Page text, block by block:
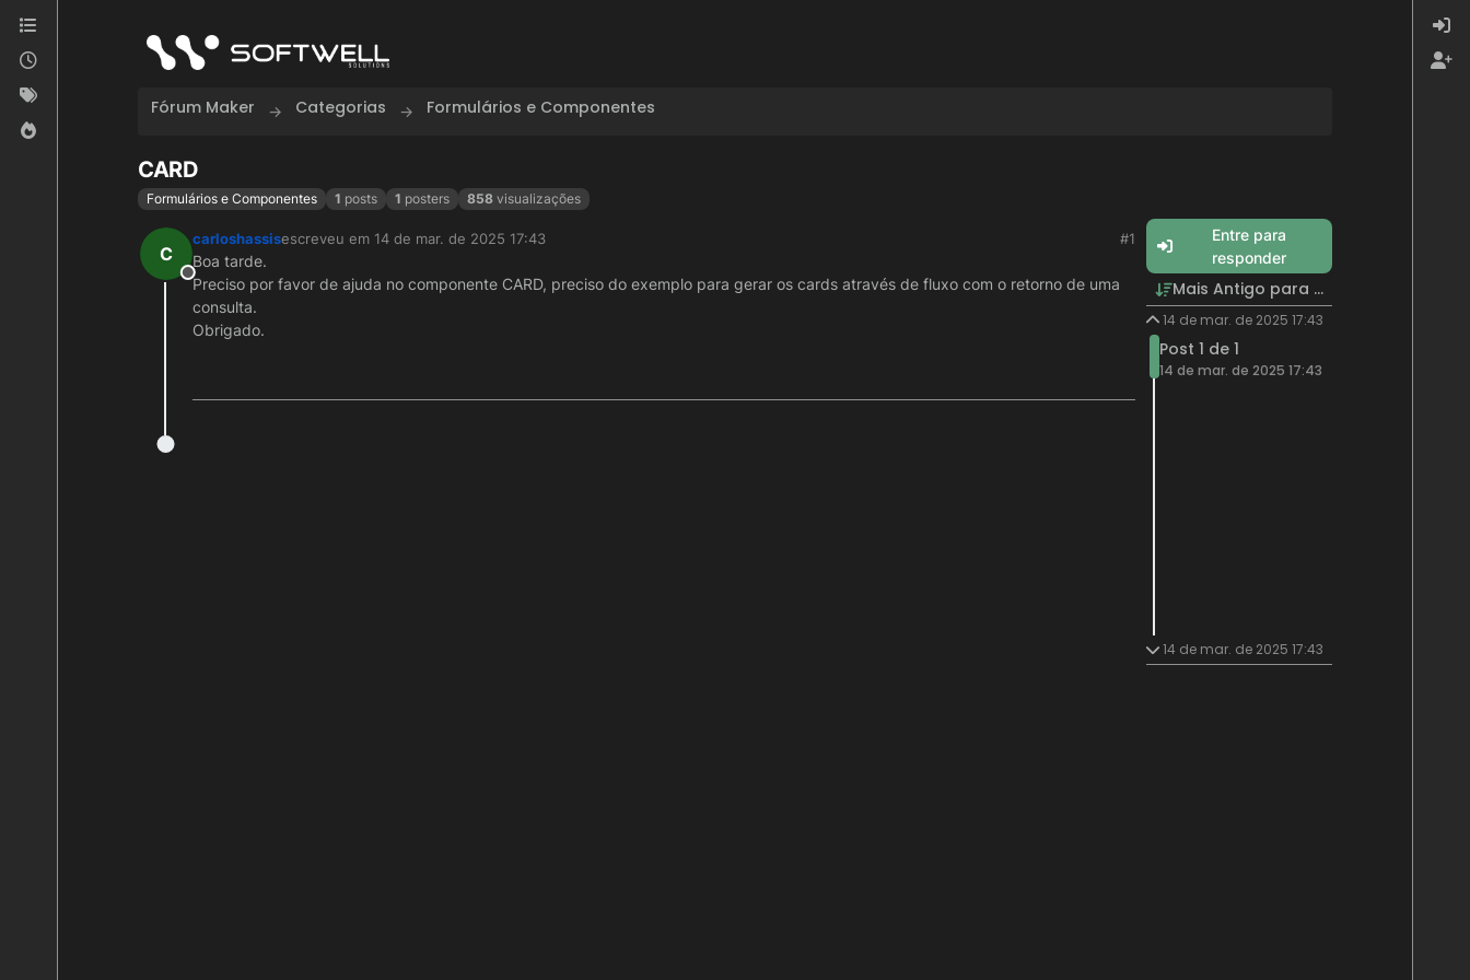
Skip to content
Fórum Maker Categorias Formulários e Componentes
CARD
Formulários e Componentes 1 posts 1 posters 858 visualizações
C
Offline
carloshassisescreveu em 14 de mar. de 2025 17:43
última edição por
#1
Boa tarde.
Preciso por favor de ajuda no componente CARD, preciso do exemplo para gerar os cards através de fluxo com o retorno de uma
consulta.
Obrigado.
Entre para
responder
Mais Antigo para Mais Recente
14 de mar. de 2025 17:43
Post 1 de 1
14 de mar. de 2025 17:43
14 de mar. de 2025 17:43